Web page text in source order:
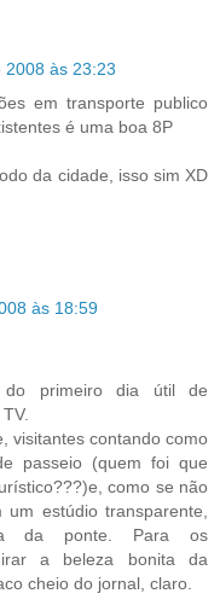
2008 às 23:23
em transporte publico
é uma boa 8P
da cidade, isso sim XD
às 18:59
primeiro dia útil de
visitantes contando como
passeio (quem foi que
como se não
estúdio transparente,
da ponte. Para os
a beleza bonita da
cheio do jornal, claro.